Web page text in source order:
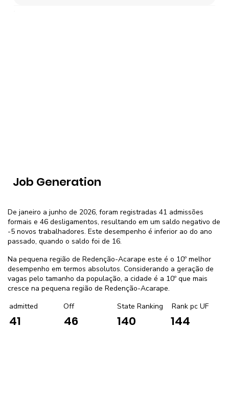
Job Generation
De janeiro a junho de 2026, foram registradas 41 admissões
formais e 46 desligamentos, resultando em um saldo negativo de
-5 novos trabalhadores. Este desempenho é inferior ao do ano
passado, quando o saldo foi de 16.
Na pequena região de Redenção-Acarape este é o 10º melhor
desempenho em termos absolutos. Considerando a geração de
vagas pelo tamanho da população, a cidade é a 10º que mais
cresce na pequena região de Redenção-Acarape.
admitted
41
Off
46
State Ranking
140
Rank pc UF
144